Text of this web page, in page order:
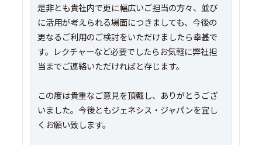
是非とも貴社内で更に幅広いご担当の方々、並び
に活用が考えられる場面につきましても、今後の
更なるご利用のご検討をいただけましたら幸甚で
す。レクチャーなど必要でしたらお気軽に弊社担
当までご連絡いただければと存じます。
この度は貴重なご意見を頂戴し、ありがとうござ
いました。今後ともジェネシス・ジャパンを宜し